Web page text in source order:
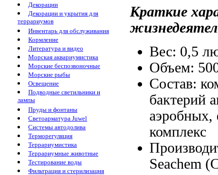
Декорации
Декорации и укрытия для
террариумов
Инвентарь для обслуживания
Кормление
Литература и видео
Морская аквариумистика
Морские беспозвоночные
Морские рыбы
Освещение
Подводные светильники и
лампы
Пруды и фонтаны
Светоарматура Juwel
Системы автодолива
Терморегуляция
Террариумистика
Террариумные животные
Тестирование воды
Фильтрация и стерилизация
Краткие
Вес: 0,5
Объем:
Состав:
бактерий
аэробных,
комплекс